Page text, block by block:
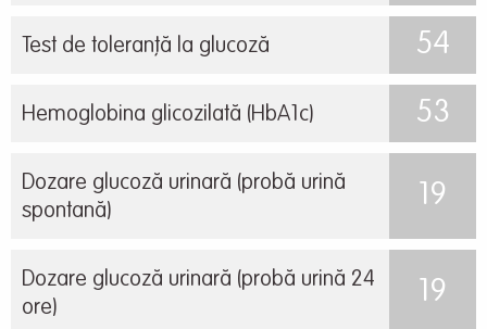
Test de toleranță la glucoză 54
Hemoglobina glicozilată (HbA1c) 53
Dozare glucoză urinară (probă urină
spontană)
19
Dozare glucoză urinară (probă urină 24
ore)
19